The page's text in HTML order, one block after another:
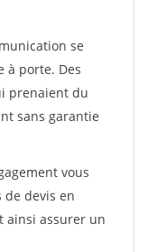
se
à porte. Des
prenaient du
sans garantie
vous
devis en
ainsi assurer un